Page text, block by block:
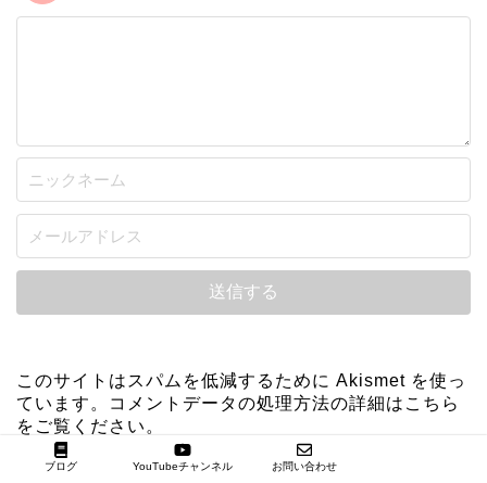
このサイトはスパムを低減するために Akismet を使っ
ています。
コメントデータの処理方法の詳細はこちら
をご覧ください 。
ブログ YouTubeチャンネル お問い合わせ